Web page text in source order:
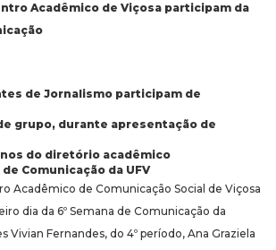
Acadêmico de Viçosa participam da
de Jornalismo participam de
grupo, durante apresentação de
do diretório acadêmico
de Comunicação da UFV
Acadêmico de Comunicação Social de Viçosa
dia da 6º Semana de Comunicação da
Vivian Fernandes, do 4º período, Ana Graziela